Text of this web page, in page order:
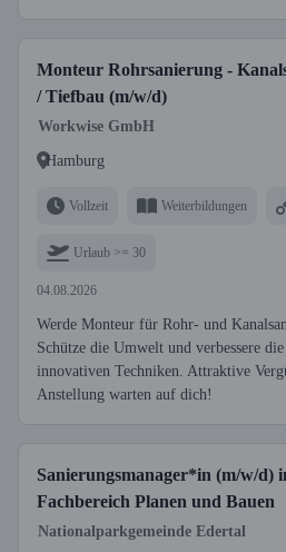
Monteur Rohrsanierung -
/ Tiefbau (m/w/d)
Workwise GmbH
Hamburg
Vollzeit Weiterbildungen
Urlaub >= 30
04.08.2026
Werde Monteur für Rohr- und
Schütze die Umwelt und verbessere
innovativen Techniken. Attraktive
Anstellung warten auf dich!
Sanierungsmanager*in (m/w/d)
Fachbereich Planen und Bauen
Nationalparkgemeinde Edertal